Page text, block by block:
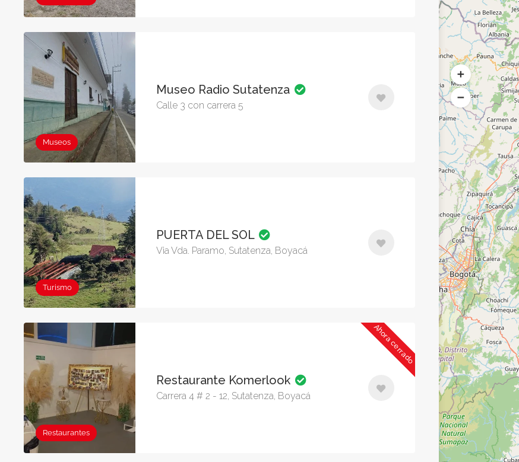
Museos
Museo Radio Sutatenza
Calle 3 con carrera 5
Turismo
PUERTA DEL SOL
Via Vda. Paramo, Sutatenza, Boyacá
Restaurantes
Ahora cerrado
Restaurante Komerlook
Carrera 4 # 2 - 12, Sutatenza, Boyacá